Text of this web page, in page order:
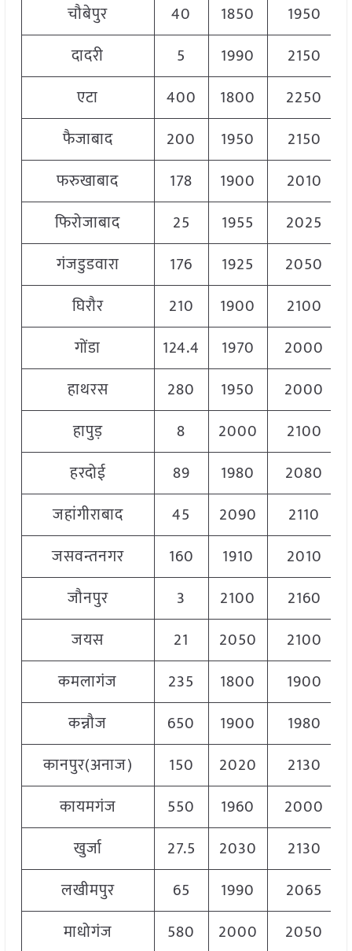
चौबेपुर
40 1850
1950
दादरी
5 1990 2150
एटा
400 1800
2250
फैजाबाद
200 1950 2150
फरुखाबाद
178 1900
2010
फिरोजाबाद
25 1955
2025
गंजडुडवारा
176 1925 2050
घिरौर
210 1900 2100
गोंडा
124.4 1970
2000
हाथरस
280 1950
2000
हापुड़
8 2000 2100
हरदोई
89 1980 2080
जहांगीराबाद
45 2090 2110
जसवन्तनगर
160 1910
2010
जौनपुर
3 2100
2160
जयस
21 2050 2100
कमलागंज
235 1800
1900
कन्नौज
650 1900 1980
कानपुर(अनाज)
150 2020 2130
कायमगंज
550 1960
2000
खुर्जा
27.5 2030 2130
लखीमपुर
65 1990 2065
माधोगंज
580 2000 2050